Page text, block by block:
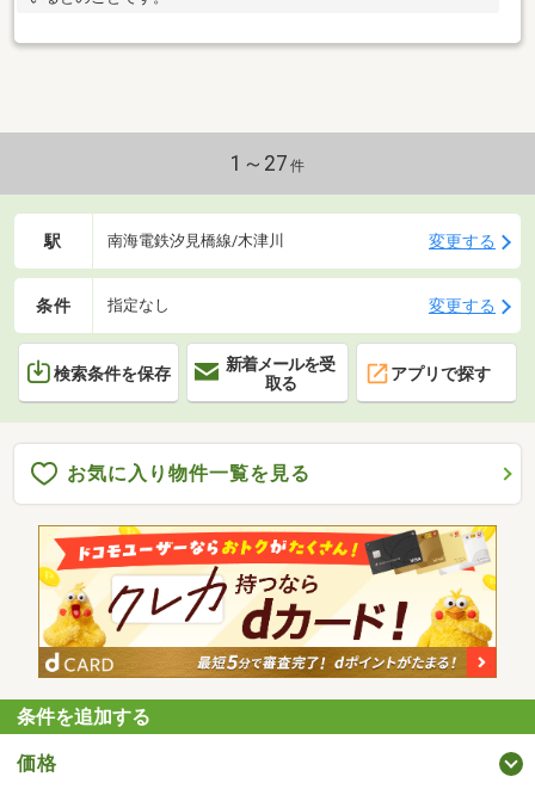
1～27 件
駅 南海電鉄汐見橋線/木津川 変更する
条件 指定なし 変更する
検索条件を保存
新着メールを受
取る
アプリで探す
お気に入り物件一覧を見る
条件を追加する
価格